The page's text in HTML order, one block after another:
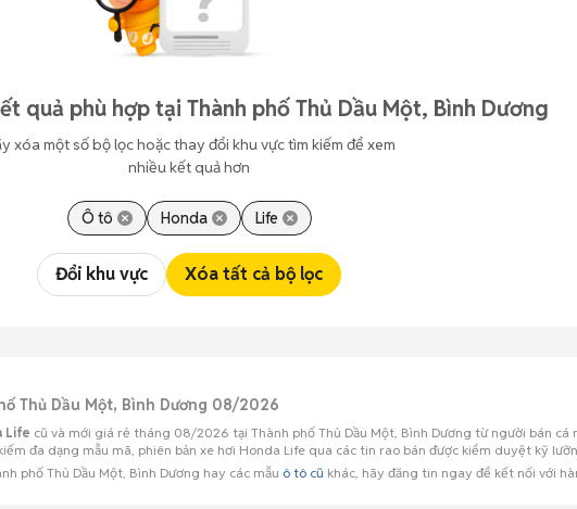
quả phù hợp tại Thành phố Thủ Dầu Một, Bình Dương
xóa một số bộ lọc hoặc thay đổi khu vực tìm kiếm để xem
nhiều kết quả hơn
Ô tô Honda Life
Đổi khu vực Xóa tất cả bộ lọc
Thủ Dầu Một, Bình Dương 08/2026
Life cũ và mới giá rẻ tháng 08/2026 tại Thành phố Thủ Dầu Một, Bình Dương từ người bán
đa dạng mẫu mã, phiên bản xe hơi Honda Life qua các tin rao bán được kiểm duyệt kỹ
phố Thủ Dầu Một, Bình Dương hay các mẫu ô tô cũ khác, hãy đăng tin ngay để kết nối với